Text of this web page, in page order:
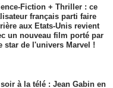
Fiction + Thriller : ce
français parti faire
aux Etats-Unis revient
un nouveau film porté par
star de l'univers Marvel !
à la télé : Jean Gabin en